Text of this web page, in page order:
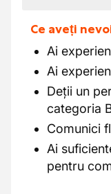
Ce aveți
Ai
Ai
Deții un
categoria
Comunici
Ai
pentru